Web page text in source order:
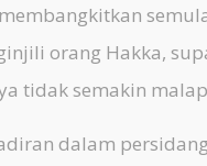
orang Hakka,
tidak semakin
dalam